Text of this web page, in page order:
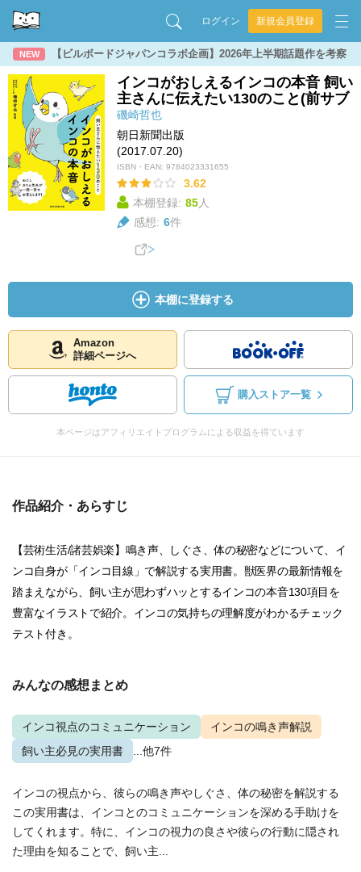
ログイン 新規会員登録
NEW 【ビルボードジャパンコラボ企画】2026年上半期話題作を考察
インコがおしえるインコの本音 飼い
主さんに伝えたい130のこと(前サブ
磯崎哲也
朝日新聞出版
(2017.07.20)
ISBN・EAN: 9784023331655
3.62
本棚登録: 85人
感想: 6件
本棚に登録する
Amazon
詳細ページへ
購入ストア一覧
本ページはアフィリエイトプログラムによる収益を得ています
作品紹介・あらすじ
【芸術生活/諸芸娯楽】鳴き声、しぐさ、体の秘密などについて、イ
ンコ自身が「インコ目線」で解説する実用書。獣医界の最新情報を
踏まえながら、飼い主が思わずハッとするインコの本音130項目を
豊富なイラストで紹介。インコの気持ちの理解度がわかるチェック
テスト付き。
みんなの感想まとめ
インコ視点のコミュニケーション
インコの鳴き声解説
飼い主必見の実用書
...他7件
インコの視点から、彼らの鳴き声やしぐさ、体の秘密を解説する
この実用書は、インコとのコミュニケーションを深める手助けを
してくれます。特に、インコの視力の良さや彼らの行動に隠され
た理由を知ることで、飼い主...